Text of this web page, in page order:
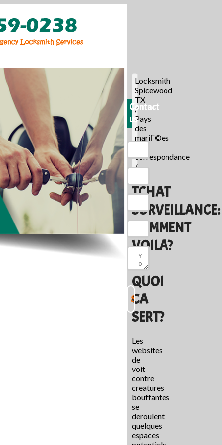
Locksmith
Spicewood
TX
/
Pays
des
mariГ©es
correspondance
/
TCHAT
SURVEILLANCE:
COMMENT
VOILA?
A
QUOI
CA
SERT?
Les
websites
de
voit
contre
creatures
bouffantes
se
deroulent
quelques
espaces
Contact
us